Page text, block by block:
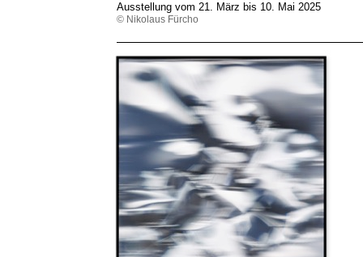
Ausstellung vom 21. März bis 10. Mai 2025
© Nikolaus Fürcho